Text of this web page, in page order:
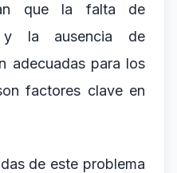
que la falta de
y la ausencia de
adecuadas para los
factores clave en
de este problema